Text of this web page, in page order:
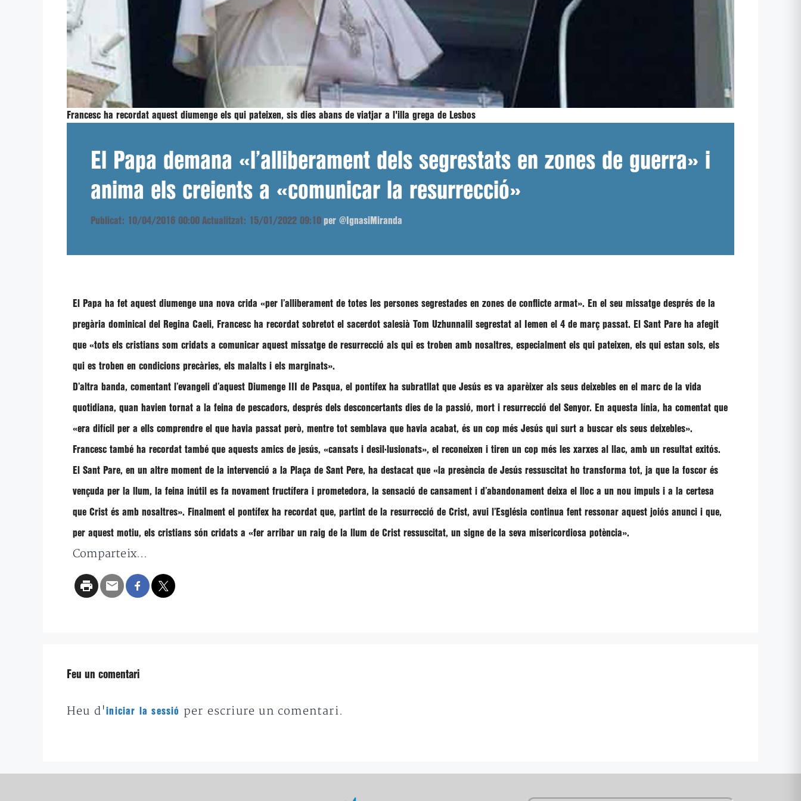
Francesc ha recordat aquest diumenge els qui pateixen, sis dies abans de viatjar a l'illa grega de Lesbos
El Papa demana «l’alliberament dels segrestats en zones de guerra» i
anima els creients a «comunicar la resurrecció»
Publicat: 10/04/2016 00:00 Actualitzat: 15/01/2022 09:10 per @IgnasiMiranda
El Papa ha fet aquest diumenge una nova crida «per l’alliberament de totes les persones segrestades en zones de conflicte armat». En el seu missatge després de la
pregària dominical del Regina Caeli, Francesc ha recordat sobretot el sacerdot salesià Tom Uzhunnalil segrestat al Iemen el 4 de març passat. El Sant Pare ha afegit
que «tots els cristians som cridats a comunicar aquest missatge de resurrecció als qui es troben amb nosaltres, especialment els qui pateixen, els qui estan sols, els
qui es troben en condicions precàries, els malalts i els marginats».
D’altra banda, comentant l’evangeli d’aquest Diumenge III de Pasqua, el pontífex ha subratllat que Jesús es va aparèixer als seus deixebles en el marc de la vida
quotidiana, quan havien tornat a la feina de pescadors, després dels desconcertants dies de la passió, mort i resurrecció del Senyor. En aquesta línia, ha comentat que
«era difícil per a ells comprendre el que havia passat però, mentre tot semblava que havia acabat, és un cop més Jesús qui surt a buscar els seus deixebles».
Francesc també ha recordat també que aquests amics de jesús, «cansats i desil·lusionats», el reconeixen i tiren un cop més les xarxes al llac, amb un resultat exitós.
El Sant Pare, en un altre moment de la intervenció a la Plaça de Sant Pere, ha destacat que «la presència de Jesús ressuscitat ho transforma tot, ja que la foscor és
vençuda per la llum, la feina inútil es fa novament fructífera i prometedora, la sensació de cansament i d’abandonament deixa el lloc a un nou impuls i a la certesa
que Crist és amb nosaltres». Finalment el pontífex ha recordat que, partint de la resurrecció de Crist, avui l’Església continua fent ressonar aquest joiós anunci i que,
per aquest motiu, els cristians són cridats a «fer arribar un raig de la llum de Crist ressuscitat, un signe de la seva misericordiosa potència».
Comparteix...
Feu un comentari
Heu d'iniciar la sessió per escriure un comentari.